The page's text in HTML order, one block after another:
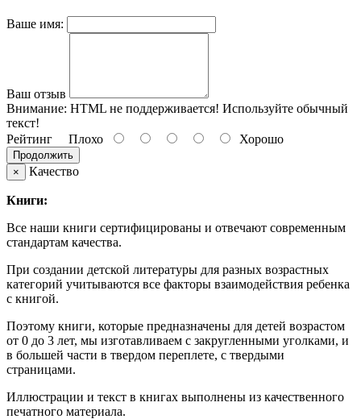
Ваше имя:
Ваш отзыв
Внимание: HTML не поддерживается! Используйте обычный
текст!
Рейтинг Плохо Хорошо
Продолжить
×
Качество
Книги:
Все наши книги сертифицированы и отвечают современным
стандартам качества.
При создании детской литературы для разных возрастных
категорий учитываются все факторы взаимодействия ребенка
с книгой.
Поэтому книги, которые предназначены для детей возрастом
от 0 до 3 лет, мы изготавливаем с закругленными уголками, и
в большей части в твердом переплете, с твердыми
страницами.
Иллюстрации и текст в книгах выполнены из качественного
печатного материала.